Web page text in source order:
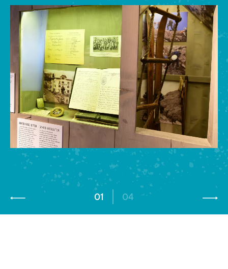
01 04